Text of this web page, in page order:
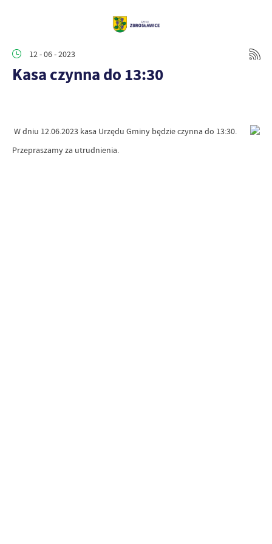
12 - 06 - 2023
Kasa czynna do 13:30
W dniu 12.06.2023 kasa Urzędu Gminy będzie czynna do 13:30.
Przepraszamy za utrudnienia.